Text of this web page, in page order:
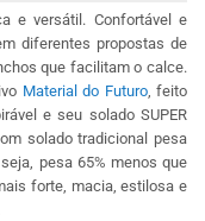
e versátil. Confortável e
diferentes propostas de
que facilitam o calce.
Material do Futuro, feito
e seu solado SUPER
solado tradicional pesa
pesa 65% menos que
forte, macia, estilosa e